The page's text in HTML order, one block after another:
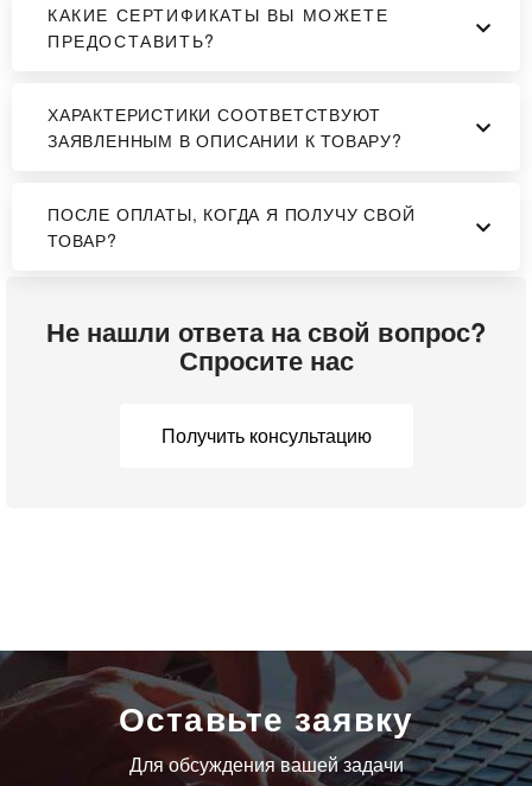
КАКИЕ СЕРТИФИКАТЫ ВЫ МОЖЕТЕ
ПРЕДОСТАВИТЬ?
ХАРАКТЕРИСТИКИ СООТВЕТСТВУЮТ
ЗАЯВЛЕННЫМ В ОПИСАНИИ К ТОВАРУ?
ПОСЛЕ ОПЛАТЫ, КОГДА Я ПОЛУЧУ СВОЙ
ТОВАР?
Не нашли ответа на свой вопрос?
Спросите нас
Получить консультацию
Оставьте заявку
Для обсуждения вашей задачи